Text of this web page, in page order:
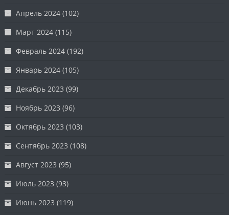
Апрель 2024 (102)
Март 2024 (115)
Февраль 2024 (192)
Январь 2024 (105)
Декабрь 2023 (99)
Ноябрь 2023 (96)
Октябрь 2023 (103)
Сентябрь 2023 (108)
Август 2023 (95)
Июль 2023 (93)
Июнь 2023 (119)